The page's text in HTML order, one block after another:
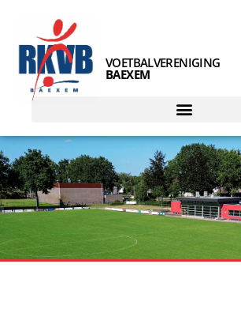
VOETBALVERENIGING
BAEXEM